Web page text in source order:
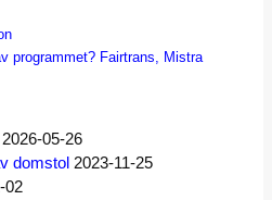
programmet? Fairtrans, Mistra
2026-05-26
domstol 2023-11-25
02